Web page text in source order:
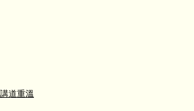
講道重溫